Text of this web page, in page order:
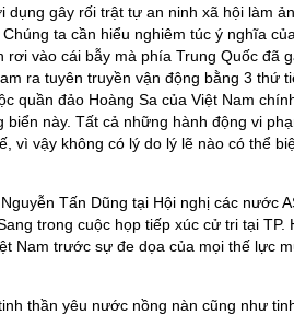
dụng gây rối trật tự an ninh xã hội làm
ta cần hiểu nghiêm túc ý nghĩa
rơi vào cái bẫy mà phía Trung Quốc đã
ra tuyên truyền vận động bằng 3 thứ
quần đảo Hoàng Sa của Việt Nam
biển này. Tất cả những hành động vi
vì vậy không có lý do lý lẽ nào có thể
Tấn Dũng tại Hội nghị các nước
trong cuộc họp tiếp xúc cử tri tại TP.
Nam trước sự đe dọa của mọi thế lực
thần yêu nước nồng nàn cũng như